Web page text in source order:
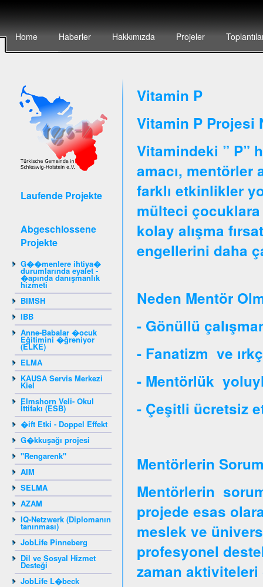
Home Haberler Hakkımızda Projeler
Laufende Projekte
Abgeschlossene
Projekte
G��menlere ihtiya�
durumlarında eyalet -
�apında danışmanlık
hizmeti
BIMSH
IBB
Anne-Babalar �ocuk
Eğitimini �ğreniyor
(ELKE)
ELMA
KAUSA Servis Merkezi
Kiel
Elmshorn Veli- Okul
İttifakı (ESB)
�ift Etki - Doppel Effekt
G�kkuşağı projesi
"Rengarenk"
AIM
SELMA
AZAM
IQ-Netzwerk (Diplomanın
tanınması)
JobLife Pinneberg
Dil ve Sosyal Hizmet
Desteği
JobLife L�beck
Vitamin P
Vitamin P Projesi
Vitamindeki ” P”
amacı, mentörler
farklı etkinlikler
mülteci çocuklara
kolay alışma
engellerini daha
Neden Mentör
- Gönüllü
- Fanatizm ve
- Mentörlük
- Çeşitli ücretsiz
Mentörlerin
Mentörlerin
projede esas
meslek ve
profesyonel
zaman